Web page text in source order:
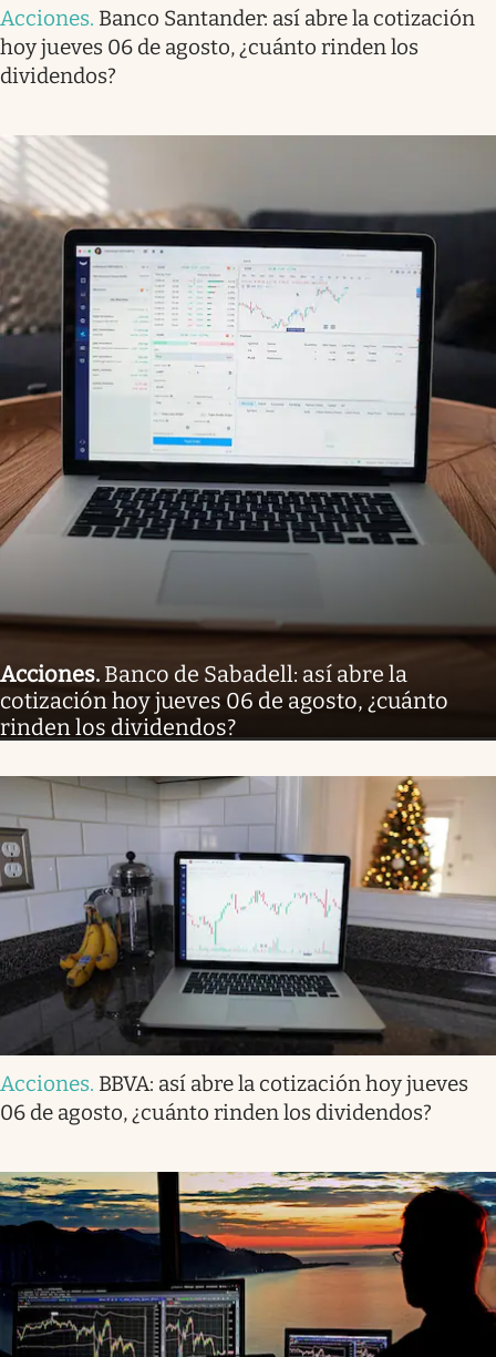
Acciones. Banco Santander: así abre la cotización
hoy jueves 06 de agosto, ¿cuánto rinden los
dividendos?
Acciones. Banco de Sabadell: así abre la
cotización hoy jueves 06 de agosto, ¿cuánto
rinden los dividendos?
Acciones. BBVA: así abre la cotización hoy jueves
06 de agosto, ¿cuánto rinden los dividendos?